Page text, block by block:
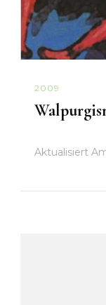
2009
Aktualisiert